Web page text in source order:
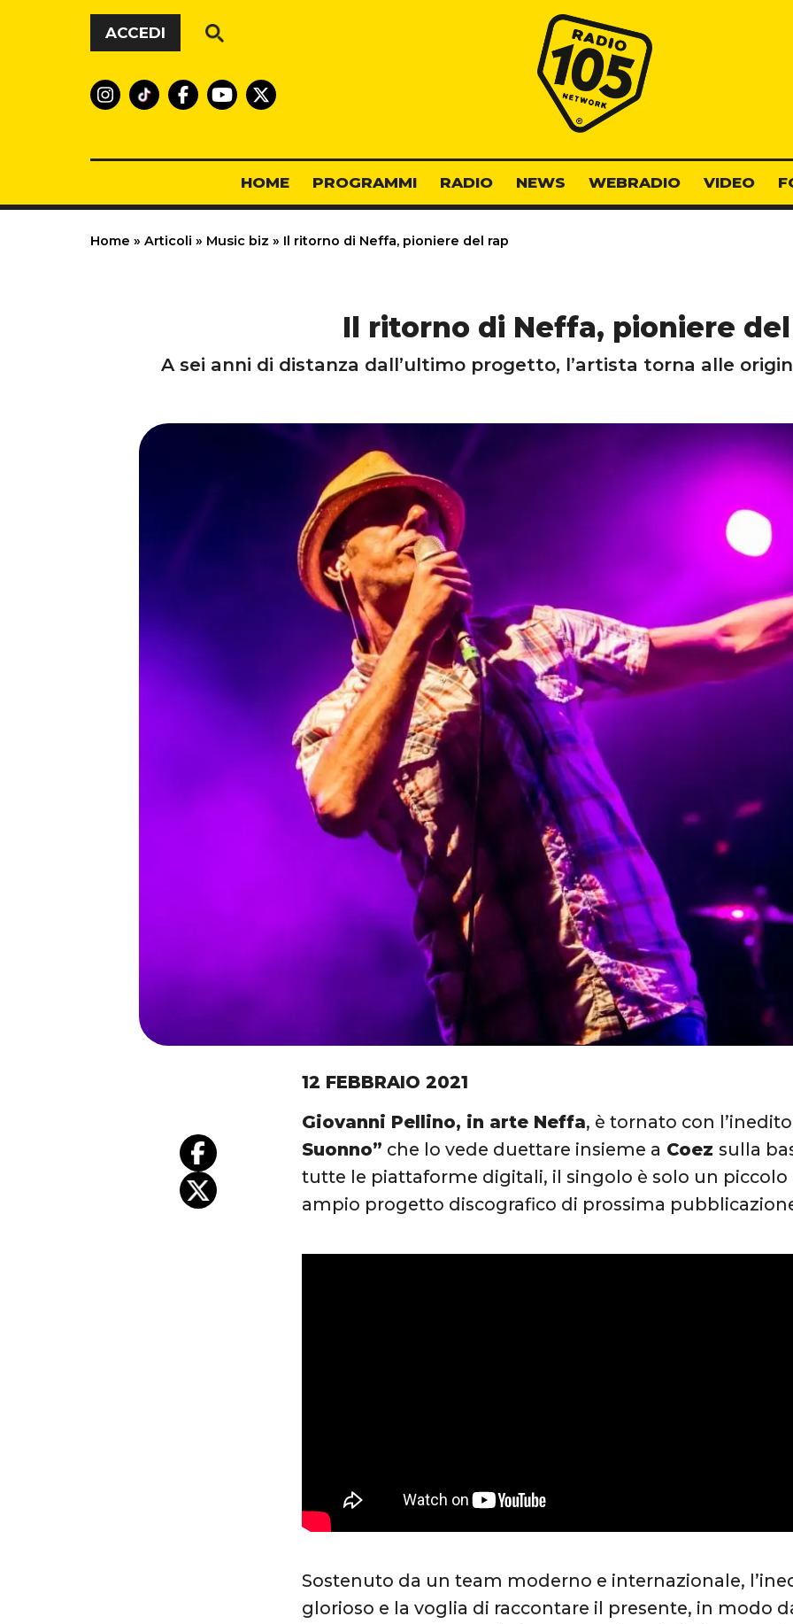
Vai al contenuto
ACCEDI
Radio 105
HOME PROGRAMMI RADIO NEWS WEBRADIO VIDEO
Home » Articoli » Music biz » Il ritorno di Neffa, pioniere del rap
Il ritorno di Neffa, pioniere
A sei anni di distanza dall’ultimo progetto, l’artista torna alle
12 FEBBRAIO 2021
Giovanni Pellino, in arte Neffa, è tornato con l’inedito
Suonno” che lo vede duettare insieme a Coezsulla
tutte le piattaforme digitali, il singolo è solo un piccolo
ampio progetto discografico di prossima
Sostenuto da un team moderno e internazionale,
glorioso e la voglia di raccontare il presente, in modo